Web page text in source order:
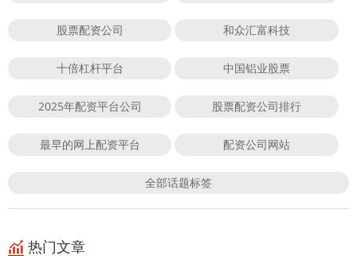
股票配资公司 和众汇富科技
十倍杠杆平台 中国铝业股票
2025年配资平台公司 股票配资公司排行
最早的网上配资平台 配资公司网站
全部话题标签
热门文章